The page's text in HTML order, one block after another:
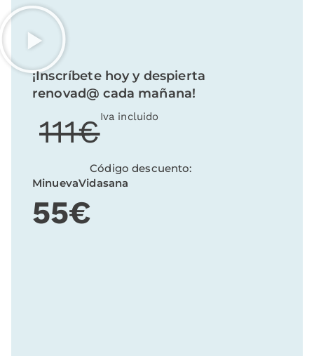
¡Inscríbete hoy y despierta
renovad@ cada mañana!
111€Iva incluido
Código descuento:
MinuevaVidasana
55€